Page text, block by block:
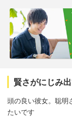
賢さがにじみ
頭の良い彼女。聡明
たいです